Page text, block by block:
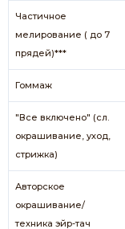
Частичное
мелирование ( до 7
прядей)***
Гоммаж
"Все включено" (сл.
окрашивание, уход,
стрижка)
Авторское
окрашивание/
техника эйр-тач